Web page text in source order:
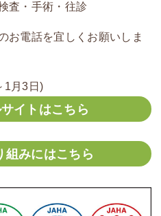
査・手術・往診
お電話を宜しくお願いしま
1月3日)
イトはこちら
組みにはこちら